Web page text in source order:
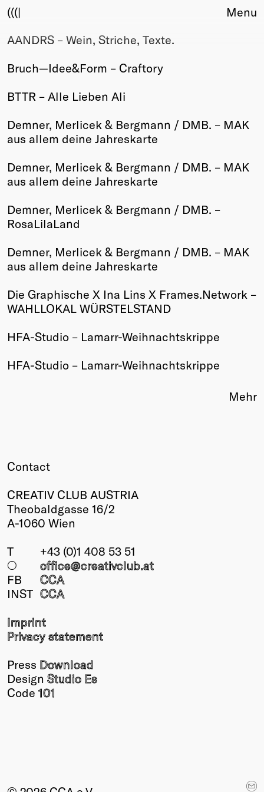
(((|
About
Award
Fair Work
Events
Past
Info
Members
Friends of Creativity
2026
Past
Menu
AANDRS – Wein, Striche, Texte.
Bruch—Idee&Form – Craftory
BTTR – Alle Lieben Ali
Demner, Merlicek & Bergmann / DMB. – MAK
aus allem deine Jahreskarte
Demner, Merlicek & Bergmann / DMB. – MAK
aus allem deine Jahreskarte
Demner, Merlicek & Bergmann / DMB. –
RosaLilaLand
Demner, Merlicek & Bergmann / DMB. – MAK
aus allem deine Jahreskarte
Die Graphische X Ina Lins X Frames.Network –
WAHLLOKAL WÜRSTELSTAND
HFA-Studio – Lamarr-Weihnachtskrippe
HFA-Studio – Lamarr-Weihnachtskrippe
Mehr
Contact
CREATIV CLUB AUSTRIA
Theobaldgasse 16/2
A-1060 Wien
T
+43 (0)1 408 53 51
○
office@creativclub.at
FB
CCA
INST CCA
Imprint
Privacy statement
Press Download
Design Studio Es
Code 101